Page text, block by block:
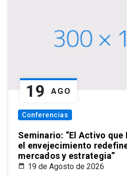
19 AGO
Conferencias
Seminario: “El Activo que
el envejecimiento
mercados y estrategia”
19 de Agosto de 2026